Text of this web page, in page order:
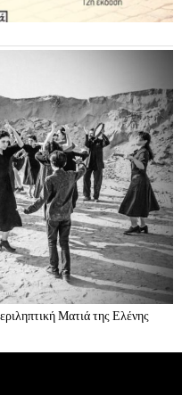
Ματιά της Ελένης